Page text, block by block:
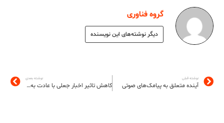
گروه فناوری
دیگر نوشته‌های این نویسنده
نوشته قبلی
آينده متعلق به پیامک‌های صوتی
نوشته بعدی
کاهش تاثیر اخبار جعلی با عادت به آن‌ها